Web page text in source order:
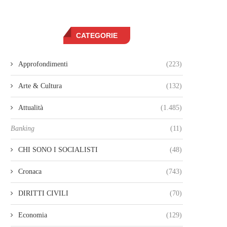
CATEGORIE
Approfondimenti (223)
Arte & Cultura (132)
Attualità (1.485)
Banking (11)
CHI SONO I SOCIALISTI (48)
Cronaca (743)
DIRITTI CIVILI (70)
Economia (129)